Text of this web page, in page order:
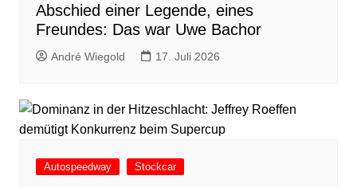
Abschied einer Legende, eines
Freundes: Das war Uwe Bachor
André Wiegold 17. Juli 2026
Autospeedway Stockcar